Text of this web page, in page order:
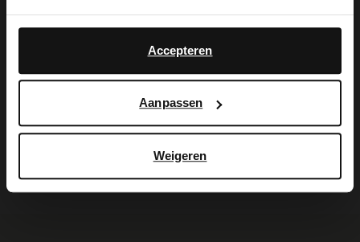
Accepteren
Aanpassen
Weigeren
Alles over dit product
Maattabel
English